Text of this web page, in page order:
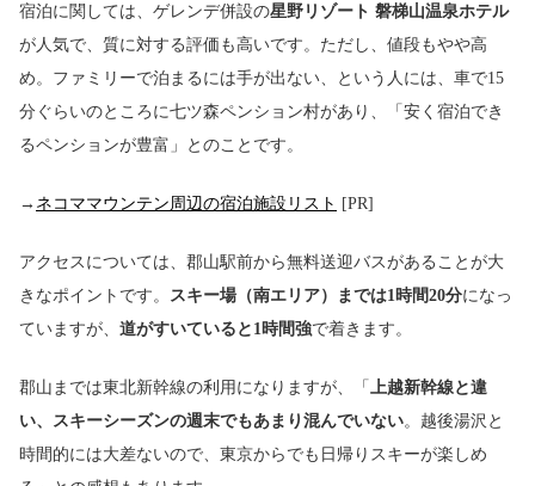
宿泊に関しては、ゲレンデ併設の星野リゾート 磐梯山温泉ホテル
が人気で、質に対する評価も高いです。ただし、値段もやや高
め。ファミリーで泊まるには手が出ない、という人には、車で15
分ぐらいのところに七ツ森ペンション村があり、「安く宿泊でき
るペンションが豊富」とのことです。
→ ネコママウンテン周辺の宿泊施設リスト [PR]
アクセスについては、郡山駅前から無料送迎バスがあることが大
きなポイントです。
スキー場（南エリア）までは1時間20分になっ
ていますが、 道がすいていると1時間強で着きます。
郡山までは東北新幹線の利用になりますが、「
上越新幹線と違
い、スキーシーズンの週末でもあまり混んでいない。越後湯沢と
時間的には大差ないので、東京からでも日帰りスキーが楽しめ